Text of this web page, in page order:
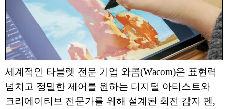
세계적인 타블렛 전문 기업 와콤(Wacom)은 표현력
넘치고 정밀한 제어를 원하는 디지털 아티스트와
크리에이티브 전문가를 위해 설계된 회전 감지 펜,